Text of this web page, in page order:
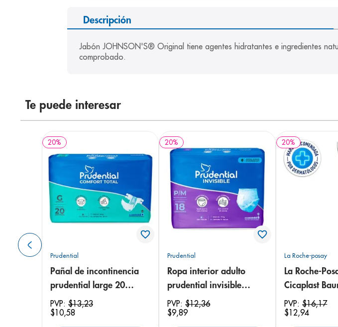
Descripción
Jabón JOHNSON'S® Original tiene agentes hidratantes e ingredientes
comprobado.
Te puede interesar
20%
Prudential
Pañal de incontinencia
prudential large 20
unidades
PVP: $13,23
$10,58
20%
Prudential
Ropa interior adulto
prudential invisible
small/medium 18
unidades
PVP:$12,36
$9,89
20%
La Roche-posay
La Roche-
Cicaplast
PVP:$16,17
$12,94